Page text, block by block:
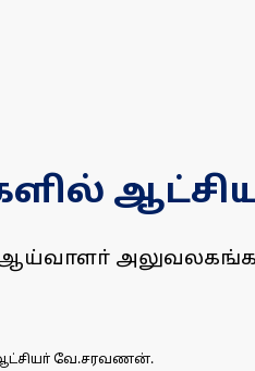
ஆய்வாளா்
வே.சரவணன்.